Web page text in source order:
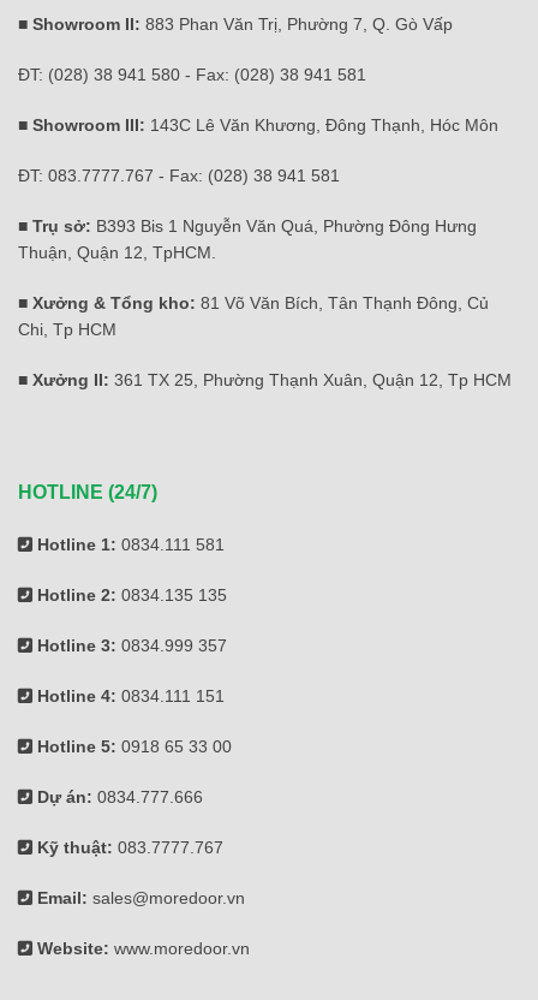
■ Showroom II: 883 Phan Văn Trị, Phường 7, Q. Gò Vấp
ĐT: (028) 38 941 580 - Fax: (028) 38 941 581
■ Showroom III: 143C Lê Văn Khương, Đông Thạnh, Hóc Môn
ĐT: 083.7777.767 - Fax: (028) 38 941 581
■ Trụ sở: B393 Bis 1 Nguyễn Văn Quá, Phường Đông Hưng
Thuận, Quận 12, TpHCM.
■ Xưởng & Tổng kho: 81 Võ Văn Bích, Tân Thạnh Đông, Củ
Chi, Tp HCM
■ Xưởng II: 361 TX 25, Phường Thạnh Xuân, Quận 12, Tp HCM
HOTLINE (24/7)
Hotline 1: 0834.111 581
Hotline 2: 0834.135 135
Hotline 3: 0834.999 357
Hotline 4: 0834.111 151
Hotline 5: 0918 65 33 00
Dự án: 0834.777.666
Kỹ thuật: 083.7777.767
Email: sales@moredoor.vn
Website: www.moredoor.vn